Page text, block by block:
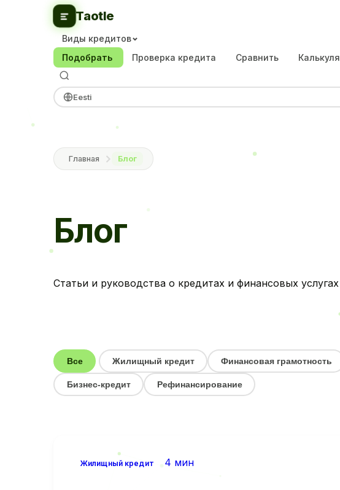
Taotle
Виды кредитов
Подобрать
Проверка кредита Сравнить
Eesti
Главная Блог
Блог
Статьи и руководства о кредитах и финансовых
Все Жилищный кредит Финансовая грамотность
Бизнес-кредит Рефинансирование
Жилищный кредит 4 мин